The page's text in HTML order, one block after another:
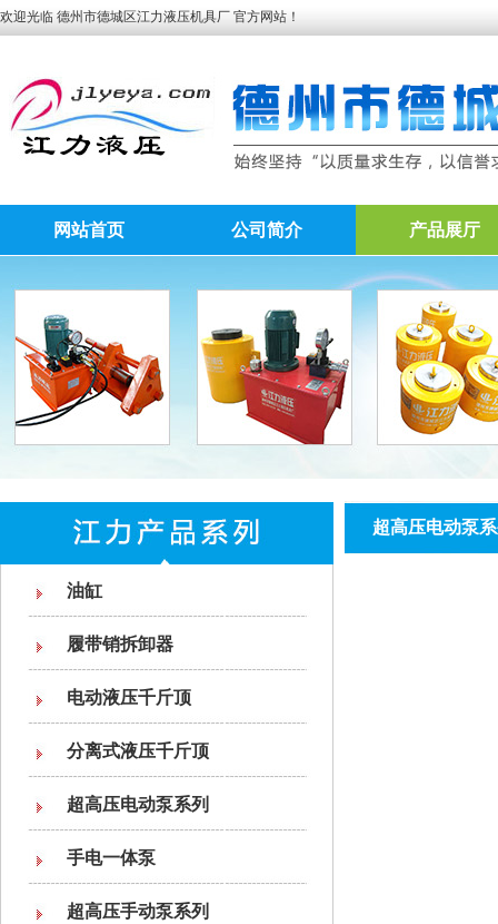
欢迎光临 德州市德城区江力液压机具厂 官方网站！
网站首页 公司简介 产品展厅
油缸
履带销拆卸器
电动液压千斤顶
分离式液压千斤顶
超高压电动泵系列
手电一体泵
超高压手动泵系列
超高压电动泵